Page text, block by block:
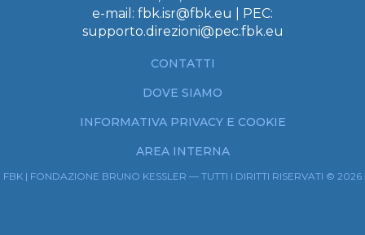
e-mail: fbk.isr@fbk.eu
| PEC:
supporto.direzioni@pec.fbk.eu
CONTATTI
DOVE SIAMO
INFORMATIVA PRIVACY E COOKIE
AREA INTERNA
FBK | FONDAZIONE BRUNO KESSLER — TUTTI I DIRITTI RISERVATI © 2026